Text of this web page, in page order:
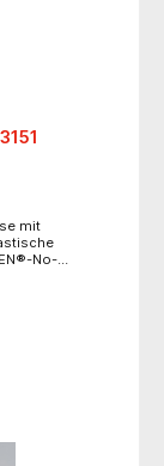
mit
No-